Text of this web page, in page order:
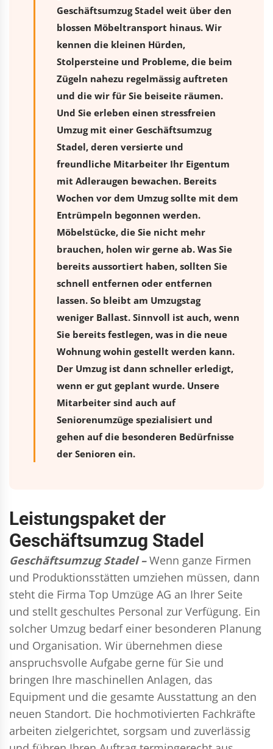
Geschäftsumzug Stadel weit über den
blossen Möbeltransport hinaus. Wir
kennen die kleinen Hürden,
Stolpersteine und Probleme, die beim
Zügeln nahezu regelmässig auftreten
und die wir für Sie beiseite räumen.
Und Sie erleben einen stressfreien
Umzugmit einer Geschäftsumzug
Stadel, deren versierte und
freundliche Mitarbeiter Ihr Eigentum
mit Adleraugen bewachen. Bereits
Wochen vor dem Umzug sollte mit dem
Entrümpeln begonnen werden.
Möbelstücke, die Sie nicht mehr
brauchen, holen wir gerne ab. Was Sie
bereits aussortiert haben, sollten Sie
schnell entfernen oder entfernen
lassen. So bleibt am Umzugstag
weniger Ballast. Sinnvoll ist auch, wenn
Sie bereits festlegen, was in die neue
Wohnung wohin gestellt werden kann.
Der Umzug ist dann schneller erledigt,
wenn er gut geplant wurde. Unsere
Mitarbeiter sind auch auf
Seniorenumzüge spezialisiert und
gehen auf die besonderen Bedürfnisse
der Senioren ein.
Leistungspaket der
Geschäftsumzug Stadel
Geschäftsumzug Stadel – Wenn ganze Firmen
und Produktionsstätten umziehen müssen, dann
steht die Firma Top Umzüge AG an Ihrer Seite
und stellt geschultes Personal zur Verfügung. Ein
solcher Umzug bedarf einer besonderen Planung
und Organisation. Wir übernehmen diese
anspruchsvolle Aufgabe gerne für Sie und
bringen Ihre maschinellen Anlagen, das
Equipment und die gesamte Ausstattung an den
neuen Standort. Die hochmotivierten Fachkräfte
arbeiten zielgerichtet, sorgsam und zuverlässig